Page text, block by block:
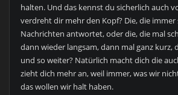
halten. Und das kennst du sicherlich auch
verdreht dir mehr den Kopf? Die, die
Nachrichten antwortet, oder die, die mal
dann wieder langsam, dann mal ganz kurz,
und so weiter? Natürlich macht dich die
zieht dich mehr an, weil immer, was wir
das wollen wir halt haben.